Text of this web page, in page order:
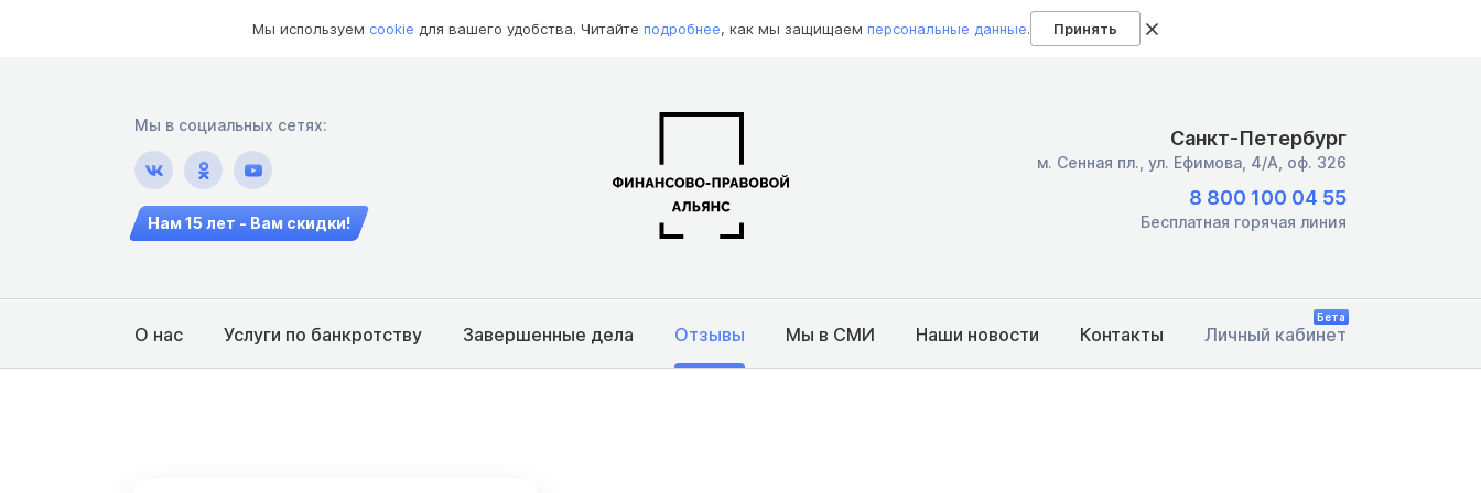
Мы используем cookie для вашего удобства. Читайте подробнее, как мы защищаем персональные данные. Принять
Мы в социальных сетях:
Нам 15 лет - Вам скидки!
Санкт-Петербург
м. Сенная пл., ул. Ефимова, 4/А, оф. 326
8 800 100 04 55
Бесплатная горячая линия
О нас Услуги по банкротству Завершенные дела Отзывы Мы в СМИ Наши новости Контакты Личный кабинет
Бета